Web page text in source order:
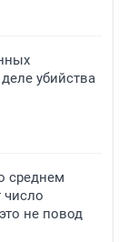
убийства
среднем
число
не повод